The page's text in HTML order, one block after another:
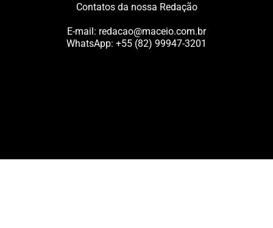
Contatos da nossa Redação
E-mail: redacao@maceio.com.br
WhatsApp: +55 (82) 99947-3201